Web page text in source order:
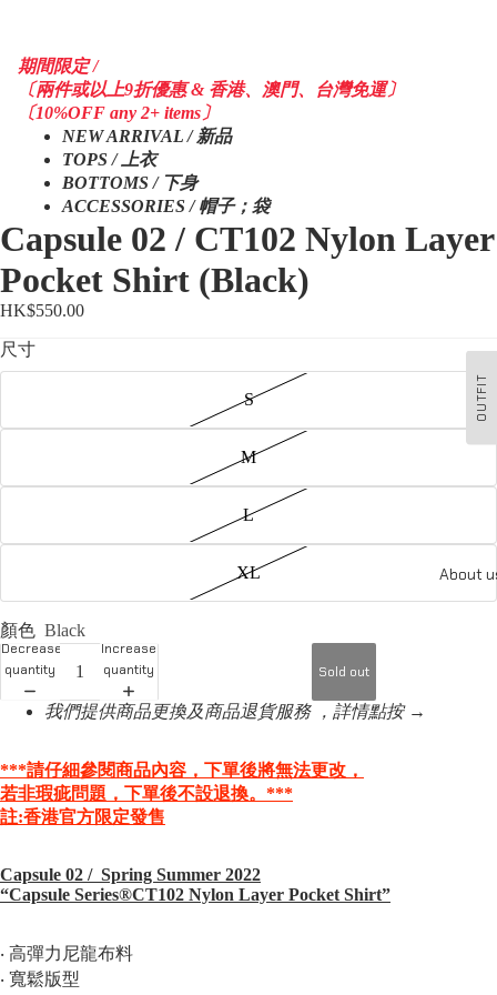
About
OUTFIT
期間限定 /
〔兩件或以上9折優惠 & 香港、澳門、台灣免運〕
〔10%OFF any 2+ items〕
NEW ARRIVAL / 新品
TOPS / 上衣
BOTTOMS / 下身
ACCESSORIES / 帽子；袋
Capsule 02 / CT102 Nylon Layer
Pocket Shirt (Black)
HK$550.00
尺寸
S
M
L
XL
顏色 Black
Decrease
quantity
Increase
quantity
Sold out
我們提供商品更換及商品退貨服務 ，詳情點按 →
***請仔細參閱商品內容，下單後將無法更改，
若非瑕疵問題， 下單後不設退換。***
註:香港官方限定發售
Capsule 02 / Spring Summer 2022
“Capsule Series®️CT102 Nylon Layer Pocket Shirt”
‧ 高彈力尼龍布料
‧ 寬鬆版型